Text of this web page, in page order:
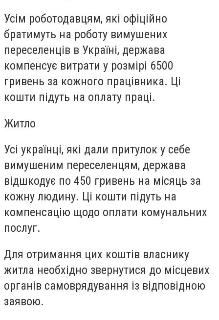
Усім роботодавцям, які офіційно
братимуть на роботу вимушених
переселенців в Україні, держава
компенсує витрати у розмірі 6500
гривень за кожного працівника. Ці
кошти підуть на оплату праці.
Житло
Усі українці, які дали притулок у себе
вимушеним переселенцям, держава
відшкодує по 450 гривень на місяць за
кожну людину. Ці кошти підуть на
компенсацію щодо оплати комунальних
послуг.
Для отримання цих коштів власнику
житла необхідно звернутися до місцевих
органів самоврядування із відповідною
заявою.